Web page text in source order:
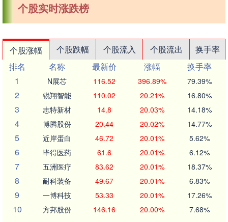
个股实时涨跌榜
个股涨幅 个股跌幅 个股流入 个股流出
换手率
排名
名称 最新价 涨幅
换手率
1
N展芯 116.52 396.89% 79.39%
2 锐翔智能 110.02 20.21% 16.80%
3 志特新材 14.8 20.03% 14.18%
4 博腾股份 20.44 20.02% 14.77%
5 近岸蛋白 46.72 20.01% 5.62%
6 毕得医药 61.6 20.01% 6.12%
7 五洲医疗 83.62 20.01% 18.37%
8 耐科装备 49.67 20.01% 6.83%
9 一博科技 53.33 20.01% 17.26%
10 方邦股份 146.16 20.00% 7.68%